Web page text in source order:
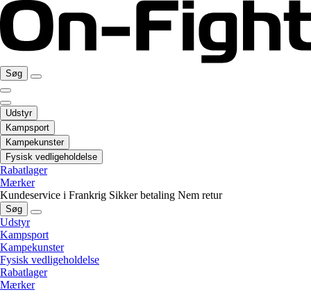
Søg
Udstyr
Kampsport
Kampekunster
Fysisk vedligeholdelse
Rabatlager
Mærker
Kundeservice i Frankrig Sikker betaling Nem retur
Søg
Udstyr
Kampsport
Kampekunster
Fysisk vedligeholdelse
Rabatlager
Mærker